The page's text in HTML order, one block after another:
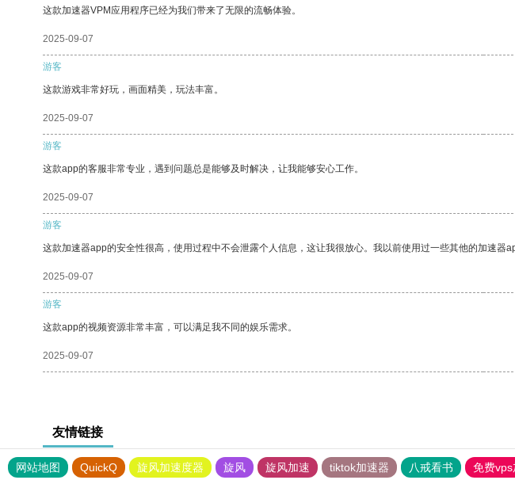
这款加速器VPM应用程序已经为我们带来了无限的流畅体验。
2025-09-07
游客
这款游戏非常好玩，画面精美，玩法丰富。
2025-09-07
游客
这款app的客服非常专业，遇到问题总是能够及时解决，让我能够安心工作。
2025-09-07
游客
这款加速器app的安全性很高，使用过程中不会泄露个人信息，这让我很放心。我以前使用过一些其他的加速器
2025-09-07
游客
这款app的视频资源非常丰富，可以满足我不同的娱乐需求。
2025-09-07
友情链接
网站地图 QuickQ 旋风加速度器 旋风 旋风加速 tiktok加速器 八戒看书 免费vps